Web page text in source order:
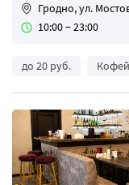
Гродно, ул.
10:00 − 23:00
до 20 руб.